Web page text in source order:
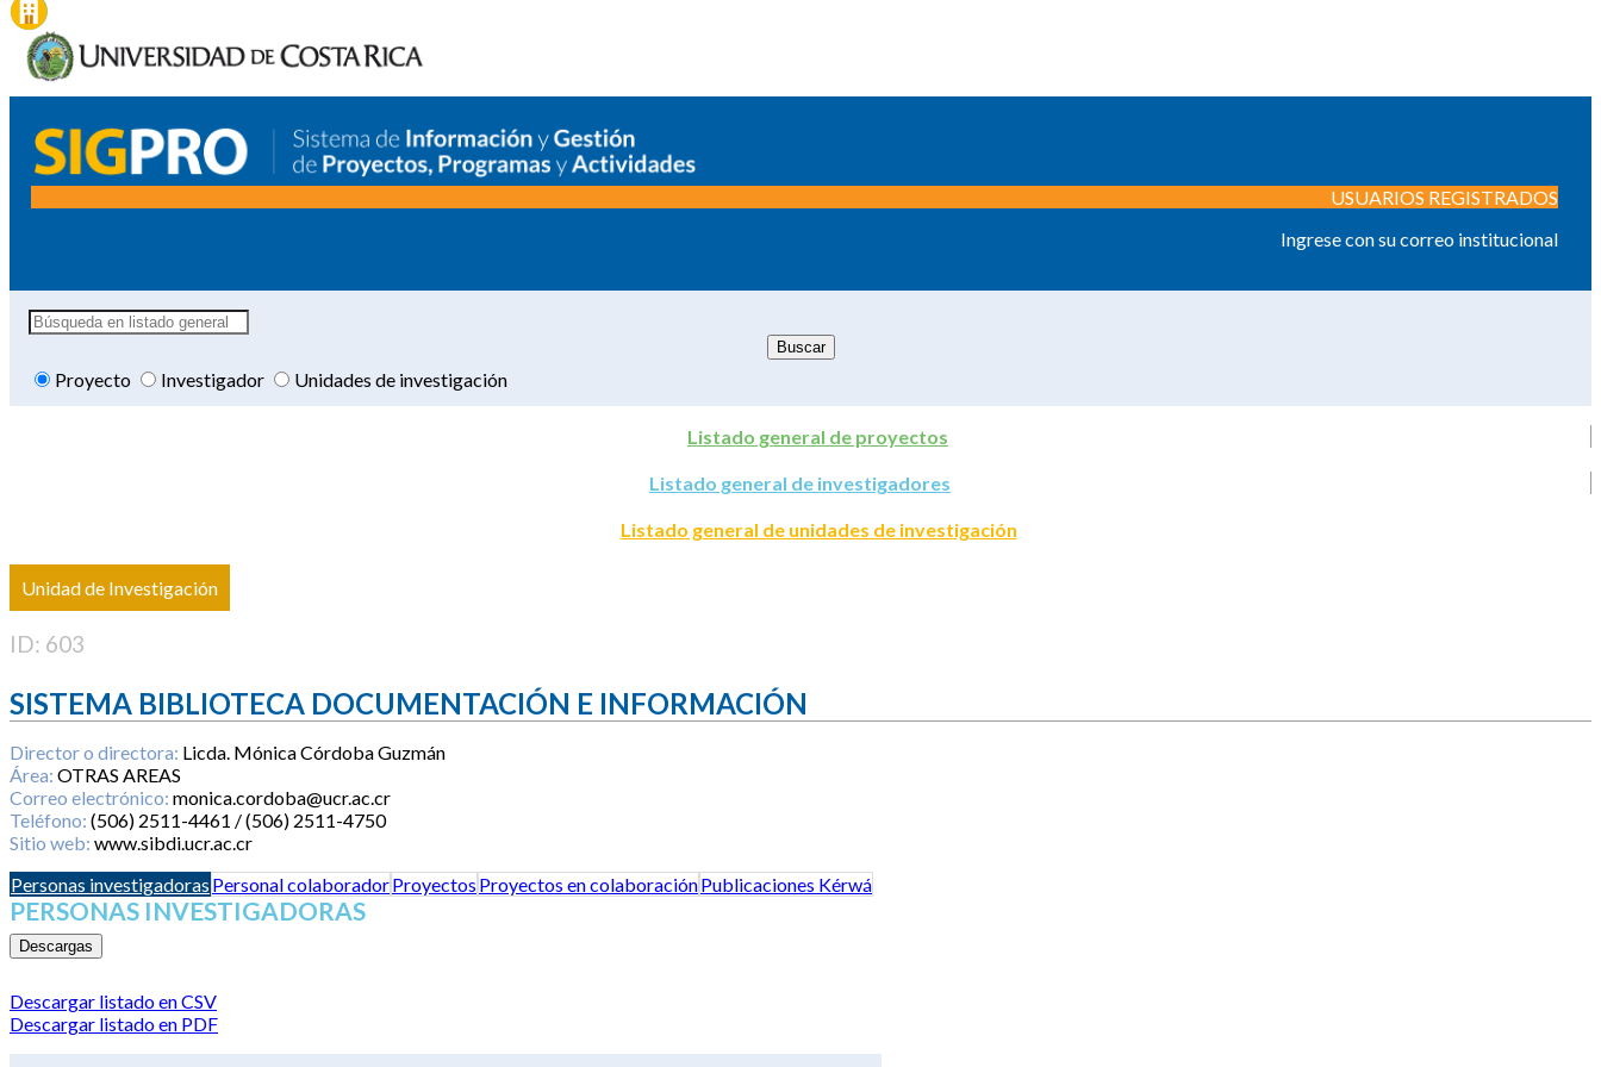
USUARIOS REGISTRADOS
Ingrese con su correo institucional
Proyecto Investigador Unidades de investigación
Listado general de proyectos
Listado general de investigadores
Listado general de unidades de investigación
Unidad de Investigación
ID: 603
SISTEMA BIBLIOTECA DOCUMENTACIÓN E INFORMACIÓN
Director o directora: Licda. Mónica Córdoba Guzmán
Área: OTRAS AREAS
Correo electrónico: monica.cordoba@ucr.ac.cr
Teléfono: (506) 2511-4461 / (506) 2511-4750
Sitio web: www.sibdi.ucr.ac.cr
Personas investigadoras Personal colaboradorProyectos Proyectos en colaboraciónPublicaciones Kérwá
PERSONAS INVESTIGADORAS
Descargas
Descargar listado en CSV
Descargar listado en PDF